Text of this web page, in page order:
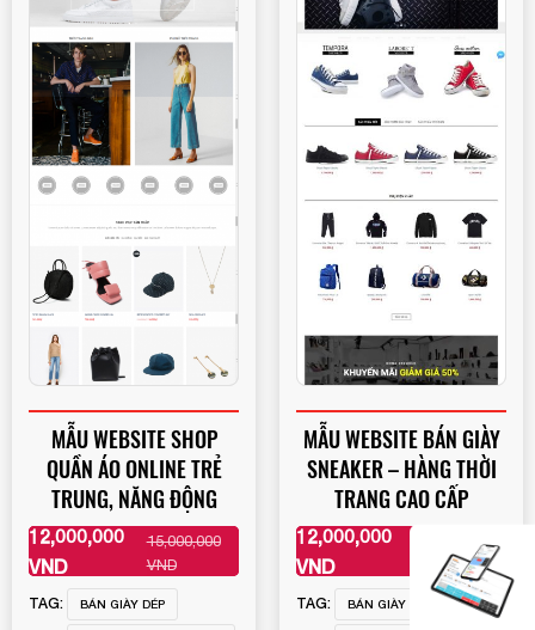
MẪU WEBSITE SHOP
QUẦN ÁO ONLINE TRẺ
TRUNG, NĂNG ĐỘNG
12,000,000
VND
15,000,000
VND
XEM THÊM
TAG: BÁN GIÀY DÉP
MẪU WEBSITE BÁN GIÀY
SNEAKER – HÀNG THỜI
TRANG CAO CẤP
12,000,000
VND
15,000,000
VND
XEM THÊM
TAG: BÁN GIÀY DÉP
Tài khoản đã được
cung cấp cho quý
khách qua hệ thống SMS tự động. Nếu cần hỗ trợ thêm
1900 636 648